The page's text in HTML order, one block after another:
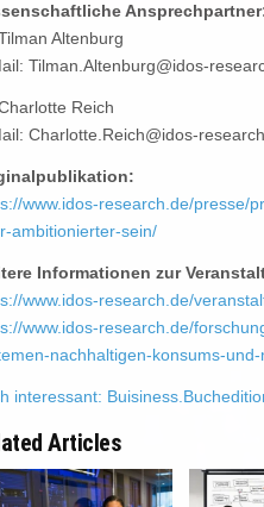
Altenburg
Tilman.Altenburg@idos-
Reich
Charlotte.Reich@idos-
www.idos-research.de/presse/
ambitionierter-sein/
Informationen zur
www.idos-research.de/
www.idos-research.de/
nachhaltigen-konsums-
interessant:
Articles